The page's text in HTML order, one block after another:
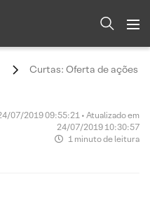
Curtas: Oferta de ações
07/2019 09:55:21 • Atualizado em
24/07/2019 10:30:57
1 minuto de leitura